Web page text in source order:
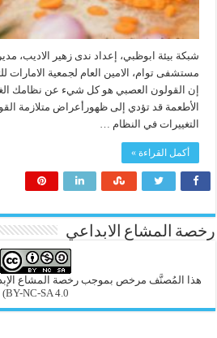
شبكة بيئة ابوظبي، إعداد ندى زهير الاديب،
إن القولون العصبي هو كل شيء عن نظامك
التغييرات في النظام …
أكمل القراءة »
رخصة المشاع الابداعي
هذا المُصنَّف مرخص بموجب رخصة المشاع الإبداعي،
BY-NC-SA 4.0)